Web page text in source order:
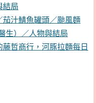
結局
汁鯖魚罐頭／颱風麵
生）／人物與結局
哲商行，河豚拉麵每日